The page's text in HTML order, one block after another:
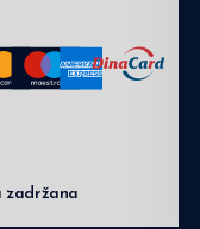
zadržana